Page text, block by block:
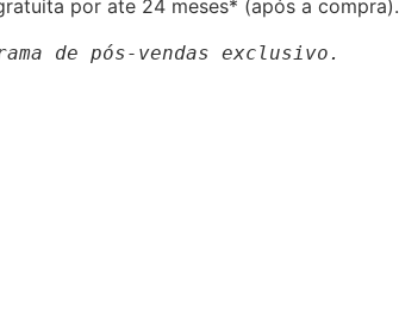
por ate 24 meses* (após a compra).
de pós-vendas exclusivo.